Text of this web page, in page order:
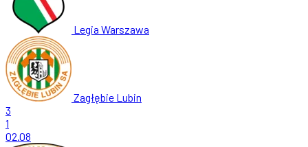
Legia Warszawa
Zagłębie Lubin
3
1
02.08